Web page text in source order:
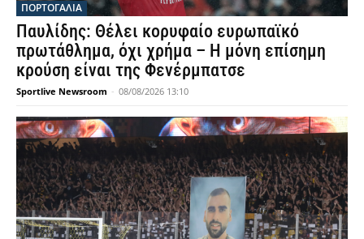
ΠΟΡΤΟΓΑΛΙΑ
Παυλίδης: Θέλει κορυφαίο ευρωπαϊκό
πρωτάθλημα, όχι χρήμα – Η μόνη επίσημη
κρούση είναι της Φενέρμπατσε
Sportlive Newsroom - 08/08/2026 13:10